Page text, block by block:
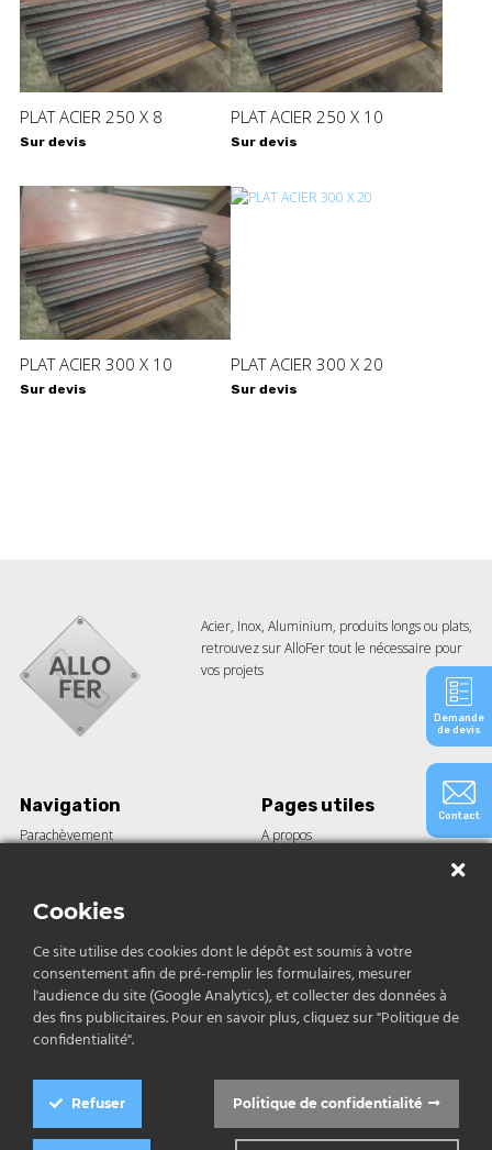
Demande
de devis
Contact
PLAT ACIER 250 X 8
Sur devis
PLAT ACIER 250 X 10
Sur devis
PLAT ACIER 300 X 10
Sur devis
PLAT ACIER 300 X 20
Sur devis
Acier, Inox, Aluminium, produits longs ou plats,
retrouvez sur AlloFer tout le nécessaire pour
vos projets
Navigation
Parachèvement
Construction
Inox et aluminium
Pages utiles
A propos
Contact
04 12 04 68 79
Cookies
Ce site utilise des cookies dont le dépôt est soumis à votre
consentement afin de pré-remplir les formulaires, mesurer
l'audience du site (Google Analytics), et collecter des données à
des fins publicitaires. Pour en savoir plus, cliquez sur "Politique de
confidentialité".
Politique de confidentialité
Refuser